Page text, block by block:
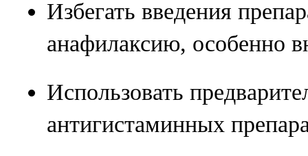
Избегать введения
анафилаксию, особенно
Использовать
антигистаминных